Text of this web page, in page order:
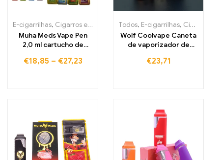
E-cigarrilhas, Cigarros eletrónicos descartáveis Portugal ,
Muha Meds Vape Pen
2,0 ml cartucho de
recarregável
€18,85 – €27,23
Todos, E-cigarrilhas, Cigarros eletrónicos descartáveis Portugal
Wolf Coolvape Caneta
de vaporizador de
Cigarette Eletrónica
€23,71